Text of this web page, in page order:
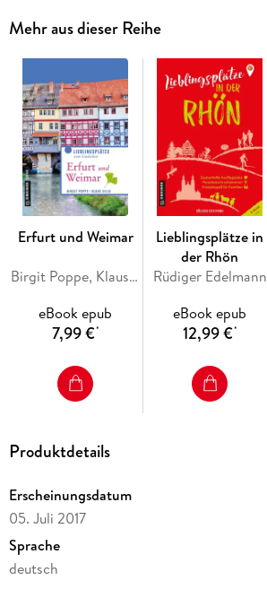
Mehr aus dieser Reihe
Erfurt und Weimar
Birgit Poppe, Klaus Silla
eBook epub
7,99 €*
Lieblingsplätze in
der Rhön
Rüdiger Edelmann
eBook epub
12,99 €*
Produktdetails
Erscheinungsdatum
05. Juli 2017
Sprache
deutsch